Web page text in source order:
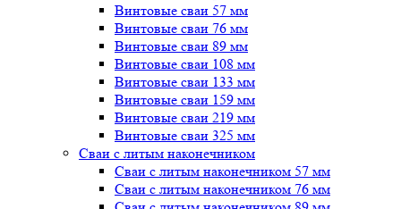
Винтовые сваи 57 мм
Винтовые сваи 76 мм
Винтовые сваи 89 мм
Винтовые сваи 108 мм
Винтовые сваи 133 мм
Винтовые сваи 159 мм
Винтовые сваи 219 мм
Винтовые сваи 325 мм
Сваи с литым наконечником
Сваи с литым наконечником 57 мм
Сваи с литым наконечником 76 мм